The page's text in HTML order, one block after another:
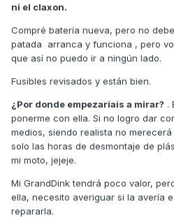
ni el claxon.
Compré batería nueva, pero no
patada arranca y funciona , pero
que así no puedo ir a ningún lado.
Fusibles revisados y están bien.
¿Por donde empezaríais a mirar? .
ponerme con ella. Si no logro dar
medios, siendo realista no
solo las horas de desmontaje de
mi moto, jejeje.
Mi GrandDink tendrá poco valor,
ella, necesito averiguar si la avería
repararla.